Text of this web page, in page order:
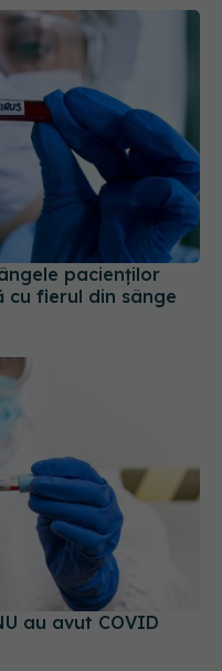
pacienților
cu fierul din sânge
au avut COVID